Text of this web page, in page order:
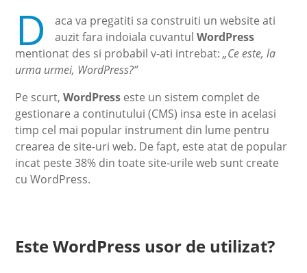
D
aca va pregatiti sa construiti un website ati
auzit fara indoiala cuvantulWordPress
mentionat des si probabil v-ati intrebat:„Ce este, la
urma urmei, WordPress?”
Pe scurt,WordPress este un sistem complet de
gestionare a continutului (CMS) insa este in acelasi
timp cel mai popular instrument din lume pentru
crearea de site-uri web. De fapt, este atat de popular
incat peste 38% din toate site-urile web sunt create
cu WordPress.
Este WordPress usor de utilizat?